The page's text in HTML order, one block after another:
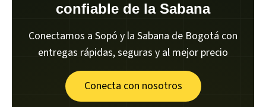
confiable de la Sabana
Conectamos a Sopó y la Sabana de Bogotá con
entregas rápidas, seguras y al mejor precio
Conecta con nosotros